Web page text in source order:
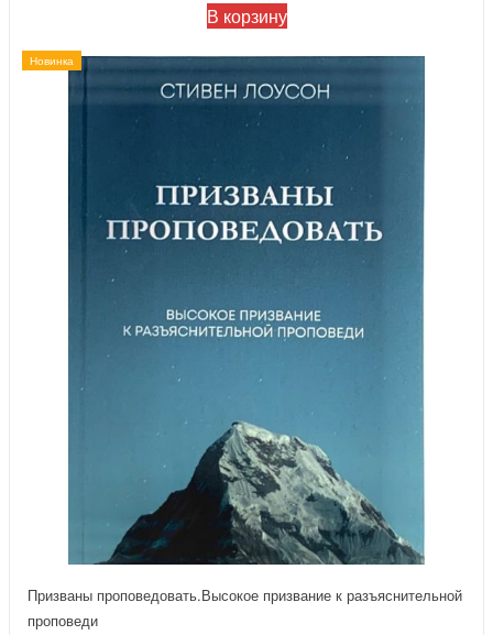
В корзину
Новинка
Призваны проповедовать.Высокое призвание к разъяснительной
проповеди